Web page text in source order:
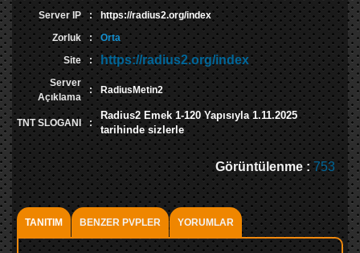
Server IP
:
https://radius2.org/index
Zorluk
:
Orta
Site
: https://radius2.org/index
Server
Açıklama
: RadiusMetin2
TNT SLOGANI :
Radius2 Emek 1-120 Yapısıyla 1.11.2025
tarihinde sizlerle
Görüntülenme :753
TANITIM BENZER PVPLER YORUMLAR